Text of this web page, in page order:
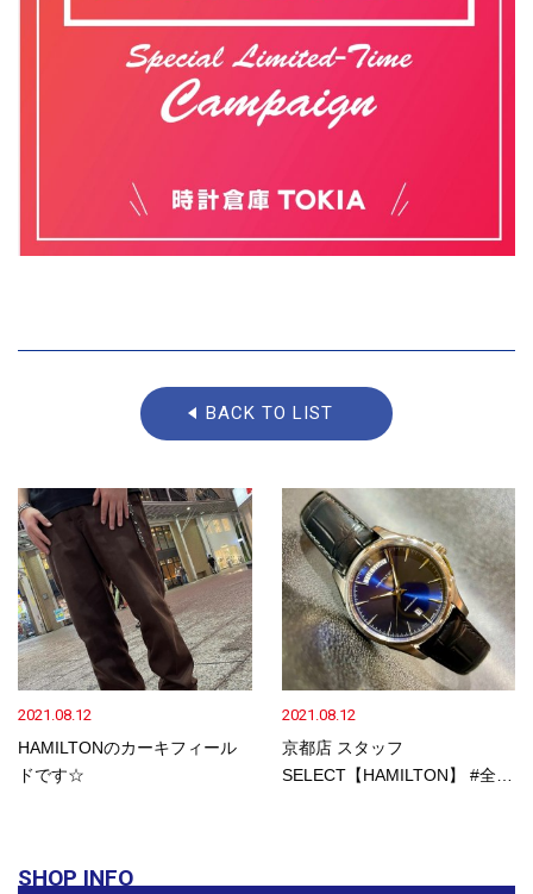
BACK TO LIST
2021.08.12
HAMILTONのカーキフィール
ドです☆
2021.08.12
京都店 スタッフ
SELECT【HAMILTON】 #全店
SHOP INFO